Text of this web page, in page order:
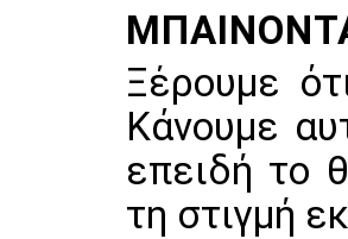
Ξέρουμε
Κάνουμε
επειδή το
τη στιγμή